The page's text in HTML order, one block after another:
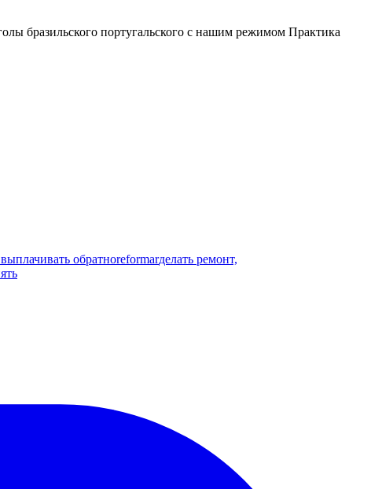
бразильского португальского с нашим режимом Практика
обратноreformarделать ремонт,